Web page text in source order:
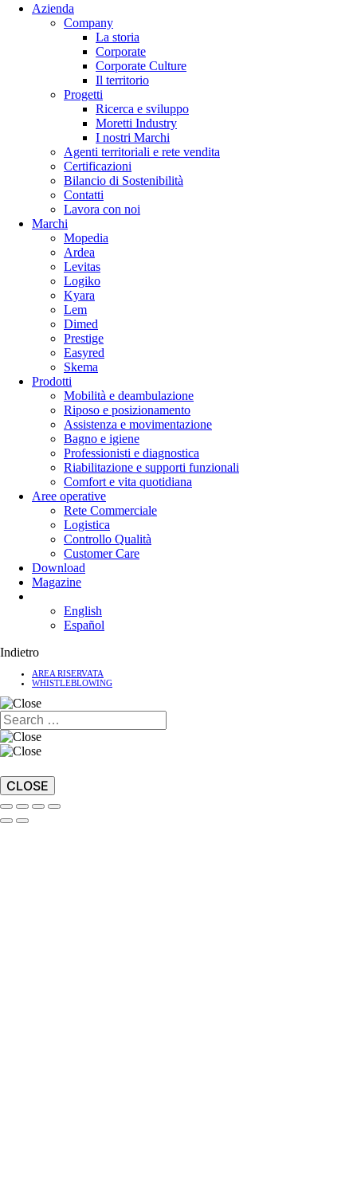
Azienda
Company
La storia
Corporate
Corporate Culture
Il territorio
Progetti
Ricerca e sviluppo
Moretti Industry
I nostri Marchi
Agenti territoriali e rete vendita
Certificazioni
Bilancio di Sostenibilità
Contatti
Lavora con noi
Marchi
Mopedia
Ardea
Levitas
Logiko
Kyara
Lem
Dimed
Prestige
Easyred
Skema
Prodotti
Mobilità e deambulazione
Riposo e posizionamento
Assistenza e movimentazione
Bagno e igiene
Professionisti e diagnostica
Riabilitazione e supporti funzionali
Comfort e vita quotidiana
Aree operative
Rete Commerciale
Logistica
Controllo Qualità
Customer Care
Download
Magazine
English
Español
Indietro
AREA RISERVATA
WHISTLEBLOWING
CLOSE